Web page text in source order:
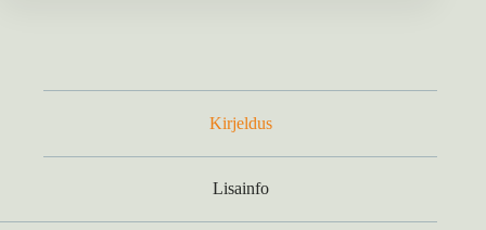
Kirjeldus
Lisainfo